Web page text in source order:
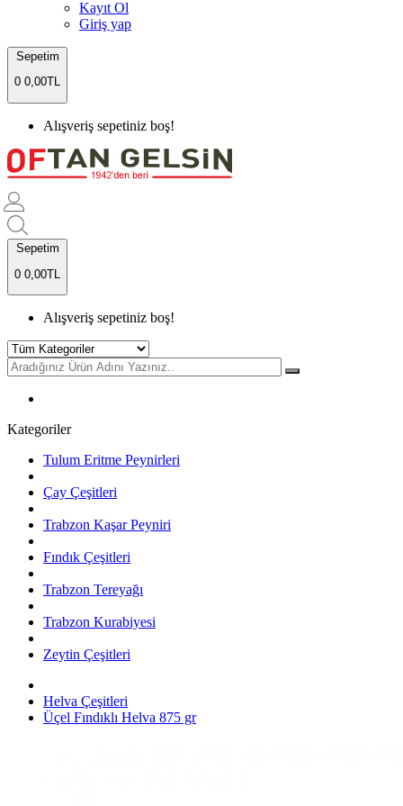
Kayıt Ol
Giriş yap
Sepetim
0 0,00TL
Alışveriş sepetiniz boş!
Sepetim
0 0,00TL
Alışveriş sepetiniz boş!
Kategoriler
Tulum Eritme Peynirleri
Çay Çeşitleri
Trabzon Kaşar Peyniri
Fındık Çeşitleri
Trabzon Tereyağı
Trabzon Kurabiyesi
Zeytin Çeşitleri
Helva Çeşitleri
Üçel Fındıklı Helva 875 gr